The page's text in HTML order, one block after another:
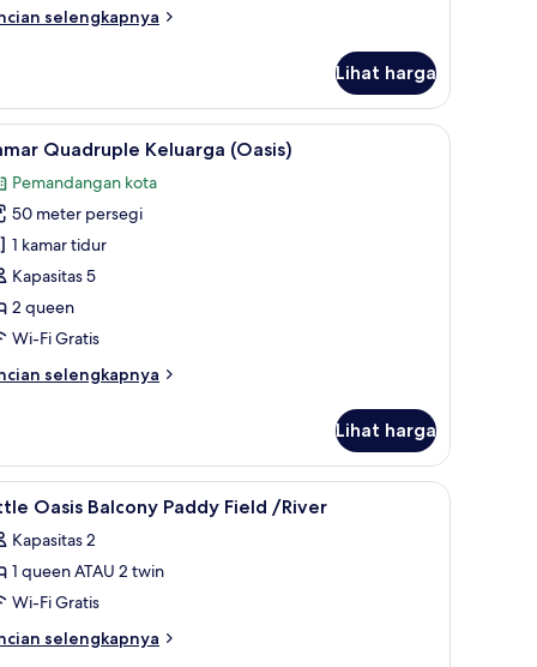
selengkapnya
Lihat harga
ruang kerja ramah laptop, dan kedap suaraKamar Quadruple Keluarga (Oasis) |
4 Quadruple Keluarga (Oasis)
Pemandangan kota
50 meter persegi
1 kamar tidur
Kapasitas 5
2 queen
Wi-Fi Gratis
selengkapnya
Lihat harga
meja kerja, ruang kerja ramah laptop, dan kedap suara
Minibar, meja kerja, ruang kerja ramah
9 Oasis Balcony Paddy Field /River
Kapasitas 2
1 queen ATAU 2 twin
Wi-Fi Gratis
selengkapnya